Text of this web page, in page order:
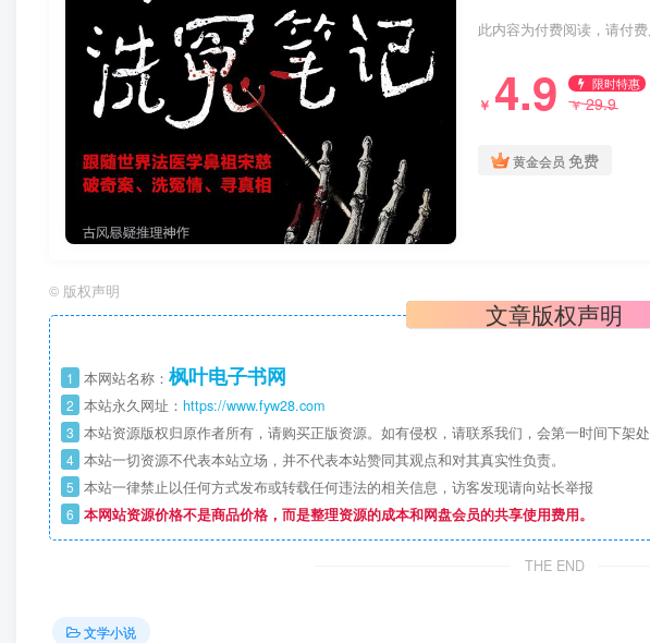
此内容为付费阅读，请付
￥ 4.9 限时特惠
￥29.9
黄金会员 免费
© 版权声明
文章版权声明
1 本网站名称： 枫叶电子书网
2 本站永久网址： https://www.fyw28.com
3 本站资源版权归原作者所有，请购买正版资源。如有侵权，请联系我们，会第一时间下架处
4 本站一切资源不代表本站立场，并不代表本站赞同其观点和对其真实性负责。
5 本站一律禁止以任何方式发布或转载任何违法的相关信息，访客发现请向站长举报
6 本网站资源价格不是商品价格，而是整理资源的成本和网盘会员的共享使用费用。
THE END
文学小说